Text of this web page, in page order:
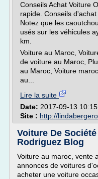
Conseils Achat Voiture
rapide. Conseils
Notez que les
usés sur les véhicules
km.
Voiture au Maroc,
de voiture au Maroc,
au Maroc, Voiture
au...
Lire la suite
Date: 2017-09-13
Site : http://
Voiture De
Rodriguez Blog
Voiture au maroc, vente
annonces de voitures
acheter une voiture